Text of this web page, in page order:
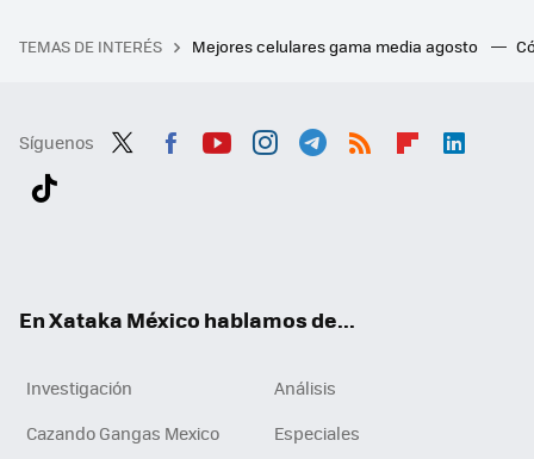
TEMAS DE INTERÉS Mejores celulares gama media agosto
Síguenos
En Xataka México hablamos de...
Investigación
Análisis
Cazando Gangas Mexico
Especiales